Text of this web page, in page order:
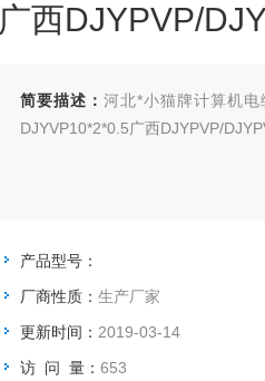
广西DJYPVP/
简要描述： 河北*小猫牌计算机电
DJYVP10*2*0.5广西DJYPVP/
产品型号：
厂商性质： 生产厂家
更新时间： 2019-03-14
访 问 量： 653